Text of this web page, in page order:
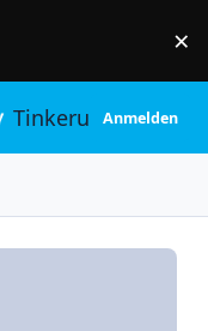
×
TinkerunityAnmelden